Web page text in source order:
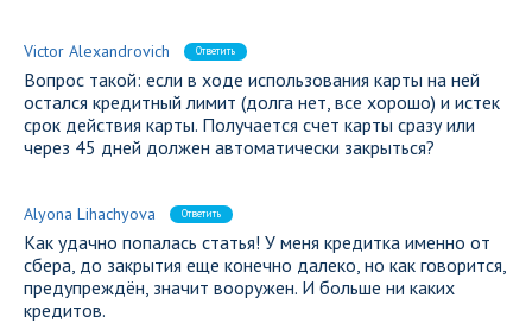
Victor Alexandrovich Ответить
Вопрос такой: если в ходе использования карты на ней
остался кредитный лимит (долга нет, все хорошо) и истек
срок действия карты. Получается счет карты сразу или
через 45 дней должен автоматически закрыться?
Alyona Lihachyova Ответить
Как удачно попалась статья! У меня кредитка именно от
сбера, до закрытия еще конечно далеко, но как говорится,
предупреждён, значит вооружен. И больше ни каких
кредитов.